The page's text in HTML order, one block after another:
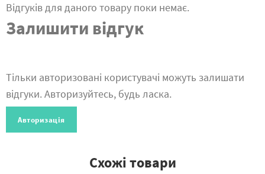
Відгуків для даного товару поки немає.
Залишити відгук
Тільки авторизовані користувачі можуть залишати
відгуки. Авторизуйтесь, будь ласка.
Авторизація
Схожі товари